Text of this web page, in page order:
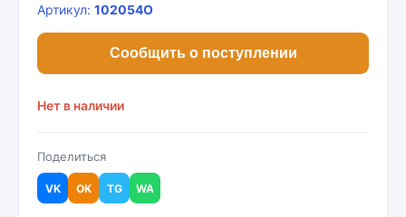
Артикул: 102054O
Сообщить о поступлении
Нет в наличии
Поделиться
VK OK TG WA